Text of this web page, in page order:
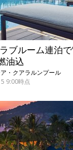
ブルーム連泊で
油込
・クアラルンプール
9:00時点